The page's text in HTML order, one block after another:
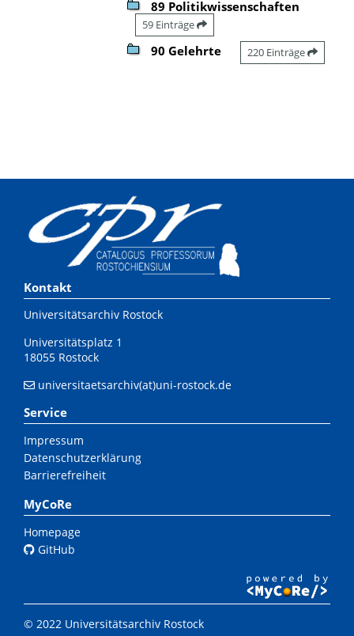
89 Politikwissenschaften
59 Einträge
90 Gelehrte 220 Einträge
Kontakt
Universitätsarchiv Rostock
Universitätsplatz 1
18055 Rostock
universitaetsarchiv(at)uni-rostock.de
Service
Impressum
Datenschutzerklärung
Barrierefreiheit
MyCoRe
Homepage
GitHub
© 2022 Universitätsarchiv Rostock